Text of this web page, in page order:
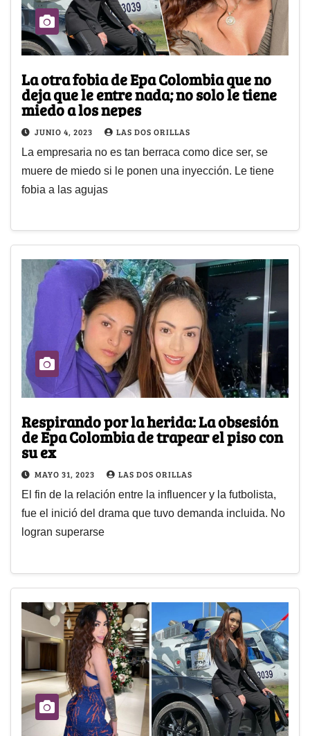
La otra fobia de Epa Colombia que no
deja que le entre nada; no solo le tiene
miedo a los nepes
JUNIO 4, 2023 LAS DOS ORILLAS
La empresaria no es tan berraca como dice ser, se
muere de miedo si le ponen una inyección. Le tiene
fobia a las agujas
Respirando por la herida: La obsesión
de Epa Colombia de trapear el piso con
su ex
MAYO 31, 2023 LAS DOS ORILLAS
El fin de la relación entre la influencer y la futbolista,
fue el inició del drama que tuvo demanda incluida. No
logran superarse